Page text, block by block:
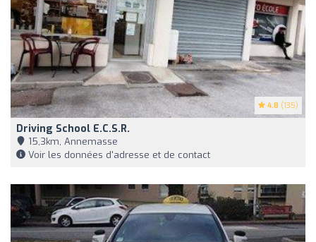
4.8 (135)
Driving School E.c.s.r.
15,3km, Annemasse
Voir les données d'adresse et de contact